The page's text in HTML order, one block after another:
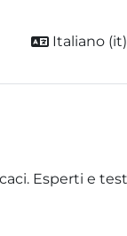
Italiano ‎(it)‎
Esperti e